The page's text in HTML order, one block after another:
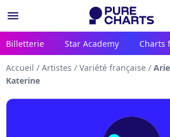
menu
Billetterie Star Academy Charts
Accueil / Artistes / Variété française /
Katerine